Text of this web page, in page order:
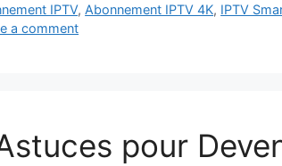
IPTV,Abonnement IPTV 4K, IPTV
a comment
pour